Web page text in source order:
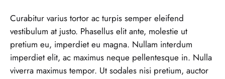
Curabitur varius tortor ac turpis semper eleifend
vestibulum at justo. Phasellus elit ante, molestie ut
pretium eu, imperdiet eu magna. Nullam interdum
imperdiet elit, ac maximus neque pellentesque in. Nulla
viverra maximus tempor. Ut sodales nisi pretium, auctor